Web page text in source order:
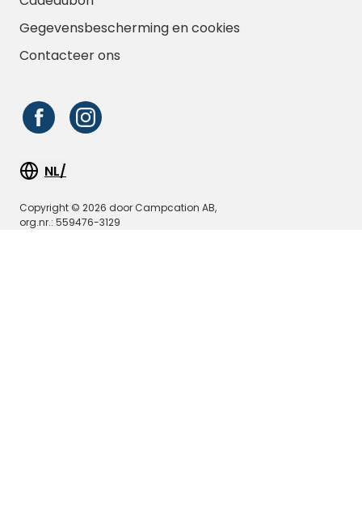
Gegevensbescherming en cookies
Contacteer ons
NL/
Copyright © 2026 door Campcation AB,
org.nr.: 559476-3129